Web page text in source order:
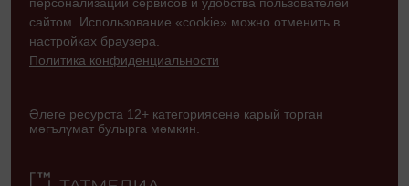
сайтом. Использование «cookie» можно отменить в
настройках браузера.
Политика конфиденциальности
Әлеге ресурста 12+ категориясенә карый торган
мәгълүмат булырга мөмкин.